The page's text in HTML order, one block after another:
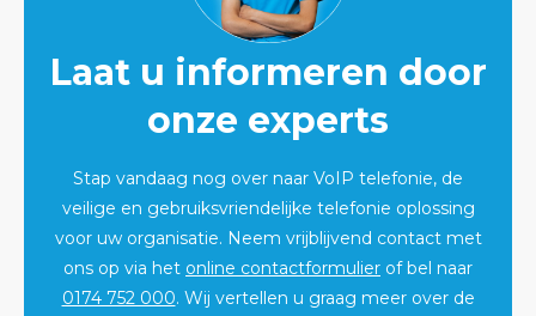
Laat u informeren door
onze experts
Stap vandaag nog over naar VoIP telefonie, de
veilige en gebruiksvriendelijke telefonie oplossing
voor uw organisatie. Neem vrijblijvend contact met
ons op via het online contactformulier of bel naar
0174 752 000. Wij vertellen u graag meer over de